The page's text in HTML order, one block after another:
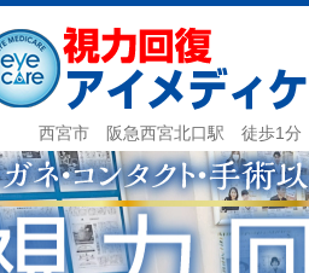
西宮市 阪急西宮北口駅 徒歩1分